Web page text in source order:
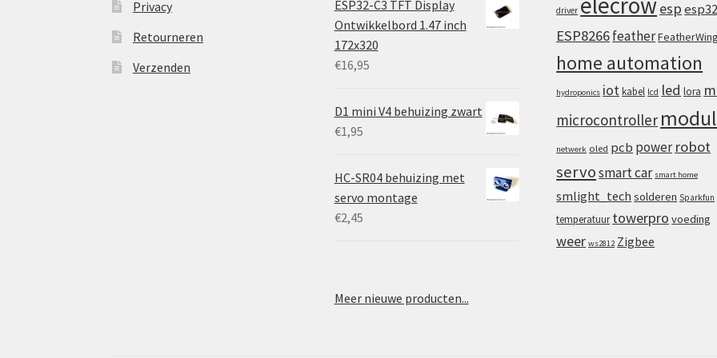
Privacy
Retourneren
Verzenden
ESP32-C3 TFT Display
Ontwikkelbord 1.47 inch
172x320
€16,95
D1 mini V4 behuizing zwart
€1,95
HC-SR04 behuizing met
servo montage
€2,45
Meer nieuwe producten...
driver espesp32
ESP8266featherFeatherWing
home automation
hydroponics iotkabel lcd led lora
microcontroller
netwerk oled pcb power robot
servosmart car smart home
smlight_tech solderen Sparkfun
temperatuur towerpro voeding
weer ws2812 Zigbee